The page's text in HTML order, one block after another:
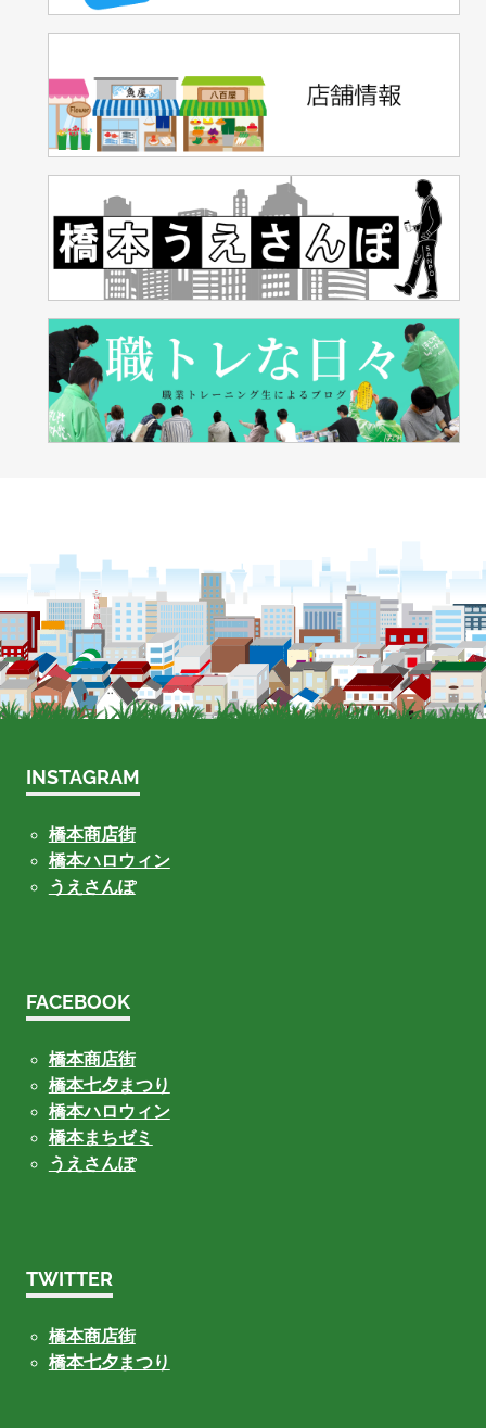
INSTAGRAM
橋本商店街
橋本ハロウィン
うえさんぽ
FACEBOOK
橋本商店街
橋本七夕まつり
橋本ハロウィン
橋本まちゼミ
うえさんぽ
TWITTER
橋本商店街
橋本七夕まつり